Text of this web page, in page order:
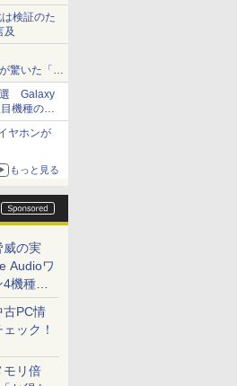
検証のた
及
驚いた「そ
選 Galaxy
機種の特
ヤホンが
もっと見る
威の実
Audioワ
機種を
古PC情
ック！
モリ倍